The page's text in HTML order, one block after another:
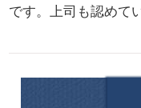
です。上司も認めて